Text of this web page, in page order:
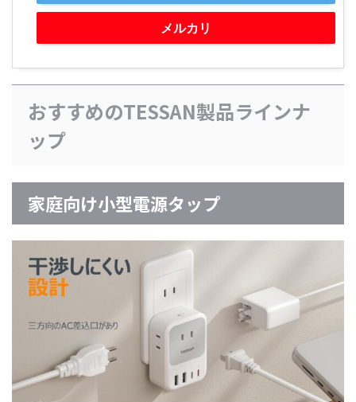
メルカリ
おすすめのTESSAN製品ラインナ
ップ
家庭向け小型電源タップ